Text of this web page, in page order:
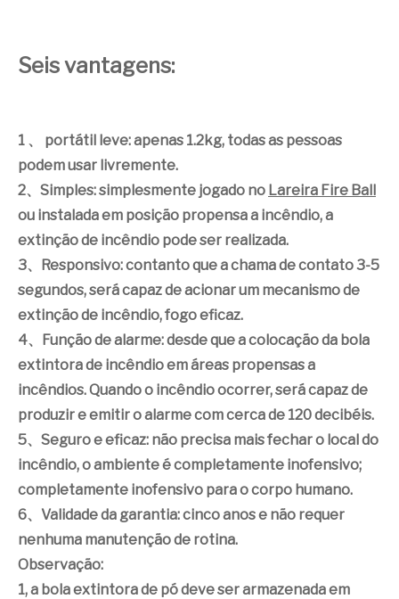
Seis vantagens:
1 、 portátil leve: apenas 1.2kg, todas as pessoas
podem usar livremente.
2、Simples: simplesmente jogado no Lareira Fire Ball
ou instalada em posição propensa a incêndio, a
extinção de incêndio pode ser realizada.
3、Responsivo: contanto que a chama de contato 3-5
segundos, será capaz de acionar um mecanismo de
extinção de incêndio, fogo eficaz.
4、Função de alarme: desde que a colocação da bola
extintora de incêndio em áreas propensas a
incêndios. Quando o incêndio ocorrer, será capaz de
produzir e emitir o alarme com cerca de 120 decibéis.
5、Seguro e eficaz: não precisa mais fechar o local do
incêndio, o ambiente é completamente inofensivo;
completamente inofensivo para o corpo humano.
6、Validade da garantia: cinco anos e não requer
nenhuma manutenção de rotina.
Observação:
1, a bola extintora de pó deve ser armazenada em